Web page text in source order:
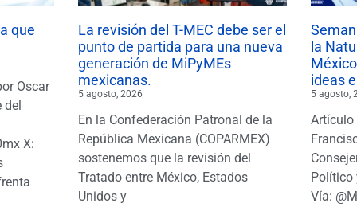
que
Oscar
del
X:
La revisión del T-MEC debe ser el
punto de partida para una nueva
generación de MiPyMEs
mexicanas.
5 agosto, 2026
En la Confederación Patronal de la
República Mexicana (COPARMEX)
sostenemos que la revisión del
Tratado entre México, Estados
Unidos y
la
ideas
5 agosto,
Artículo
Político
Vía: